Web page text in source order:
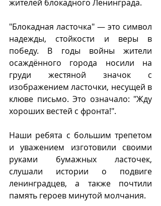
жителей блокадного Ленинграда.
"Блокадная ласточка" — это символ
надежды, стойкости и веры в
победу. В годы войны жители
осаждённого города носили на
груди жестяной значок с
изображением ласточки, несущей в
клюве письмо. Это означало: "Жду
хороших вестей с фронта!".
Наши ребята с большим трепетом
и уважением изготовили своими
руками бумажных ласточек,
слушали истории о подвиге
ленинградцев, а также почтили
память героев минутой молчания.